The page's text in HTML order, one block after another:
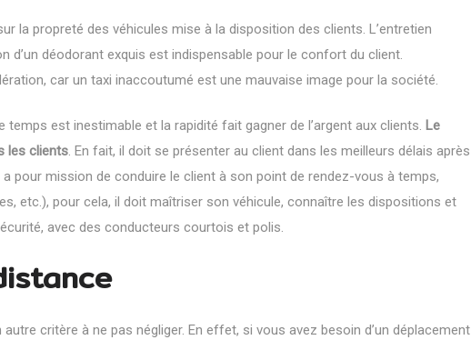
la propreté des véhicules mise à la disposition des clients. L’entretien
d’un déodorant exquis est indispensable pour le confort du client.
car un taxi inaccoutumé est une mauvaise image pour la société.
est inestimable et la rapidité fait gagner de l’argent aux clients. Le
les clients. En fait, il doit se présenter au client dans les meilleurs délais après
a pour mission de conduire le client à son point de rendez-vous à temps,
etc.), pour cela, il doit maîtriser son véhicule, connaître les dispositions et
avec des conducteurs courtois et polis.
critère à ne pas négliger. En effet, si vous avez besoin d’un déplacement